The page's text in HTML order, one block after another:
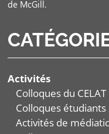
de McGill.
Activités
Colloques du CELAT
Colloques étudiants
Activités de